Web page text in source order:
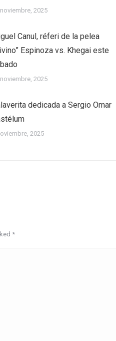
2025
Canul, réferi de la pelea
Espinoza vs. Khegai este
2025
dedicada a Sergio Omar
2025
*